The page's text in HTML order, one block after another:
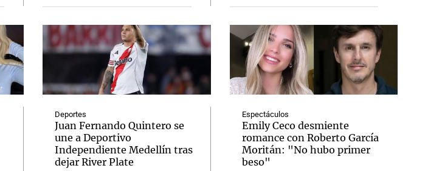
Deportes
Juan Fernando Quintero se
une a Deportivo
Independiente Medellín tras
dejar River Plate
Espectáculos
Emily Ceco desmiente
romance con Roberto García
Moritán: "No hubo primer
beso"
El huracán de Arequito Cadena 3 en Groenlandia